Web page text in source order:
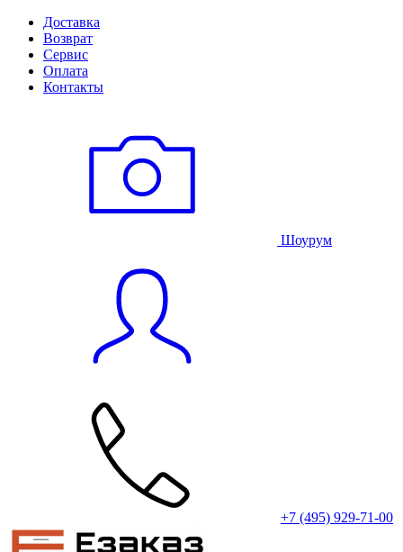
Доставка
Возврат
Сервис
Оплата
Контакты
Шоурум
+7 (495) 929-71-00